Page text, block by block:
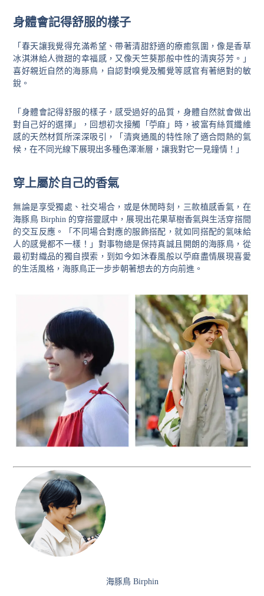
身體會記得舒服的樣子
「春天讓我覺得充滿希望、帶著清甜舒適的療癒氛圍，像是香草
冰淇淋給人微甜的幸福感，又像天竺葵那般中性的清爽芬芳。」
喜好親近自然的海豚鳥，自認對嗅覺及觸覺等感官有著絕對的敏
銳。
「身體會記得舒服的樣子，感受過好的品質，身體自然就會做出
對自己好的選擇」，回想初次接觸「苧麻」時，被富有絲質纖維
感的天然材質所深深吸引，「清爽通風的特性除了適合悶熱的氣
候，在不同光線下展現出多種色澤漸層，讓我對它一見鐘情！」
穿上屬於自己的香氣
無論是享受獨處、社交場合，或是休閒時刻，三款植感香氣，在
海豚鳥Birphin 的穿搭靈感中，展現出花果草樹香氣與生活穿搭間
的交互反應。「不同場合對應的服飾搭配，就如同搭配的氣味給
人的感覺都不一樣！」對事物總是保持真誠且開朗的海豚鳥，從
最初對織品的獨自摸索，到如今如沐春風般以苧麻盡情展現喜愛
的生活風格，海豚鳥正一步步朝著想去的方向前進。
海豚鳥 Birphin